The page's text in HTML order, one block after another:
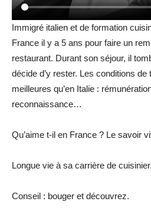
Immigré italien et de formation
France il y a 5 ans pour faire un
restaurant. Durant son séjour, il
décide d’y rester. Les conditions
meilleures qu’en Italie :
reconnaissance…
Qu’aime t-il en France ? Le savoir
Longue vie à sa carrière de
Conseil : bouger et découvrez.